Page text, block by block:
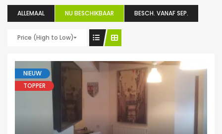
ALLEMAAL NU BESCHIKBAAR BESCH. VANAF SEP.
Price (High to Low)
NIEUW
TOPPER